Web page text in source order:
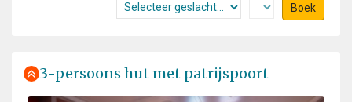
Boek
3-persoons hut met patrijspoort